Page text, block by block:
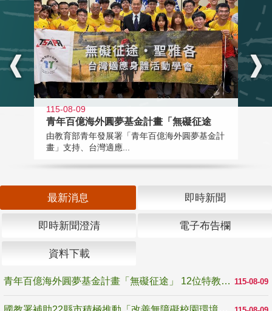
115-08-09
青年百億海外圓夢基金計畫「無礙征途
由教育部青年發展署「青年百億海外圓夢基金計
畫」支持、台灣適應...
最新消息 即時新聞
即時新聞澄清 電子布告欄
資料下載
115-08-09
青年百億海外圓夢基金計畫「無礙征途」 12位特教與弱勢青年勇闖西班牙 跨越感官限制見證生命蛻變